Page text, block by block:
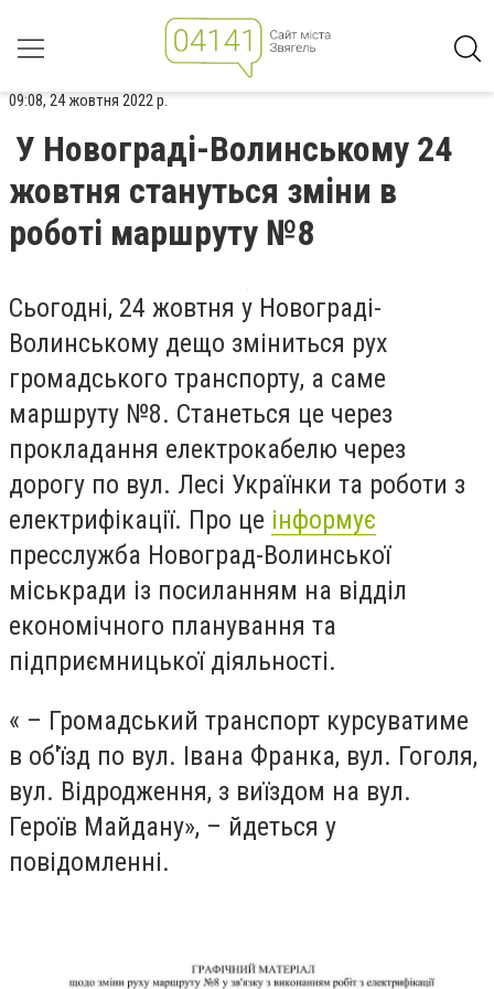
09:08, 24 жовтня 2022 р.
У Новограді-Волинському 24
жовтня стануться зміни в
роботі маршруту №8
Сьогодні, 24 жовтня у Новограді-
Волинському дещо зміниться рух
громадського транспорту, а саме
маршруту №8. Станеться це через
прокладання електрокабелю через
дорогу по вул. Лесі Українки та роботи з
електрифікації. Про це інформує
пресслужба Новоград-Волинської
міськради із посиланням на відділ
економічного планування та
підприємницької діяльності.
« – Громадський транспорт курсуватиме
в об'їзд по вул. Івана Франка, вул. Гоголя,
вул. Відродження, з виїздом на вул.
Героїв Майдану», – йдеться у
повідомленні.